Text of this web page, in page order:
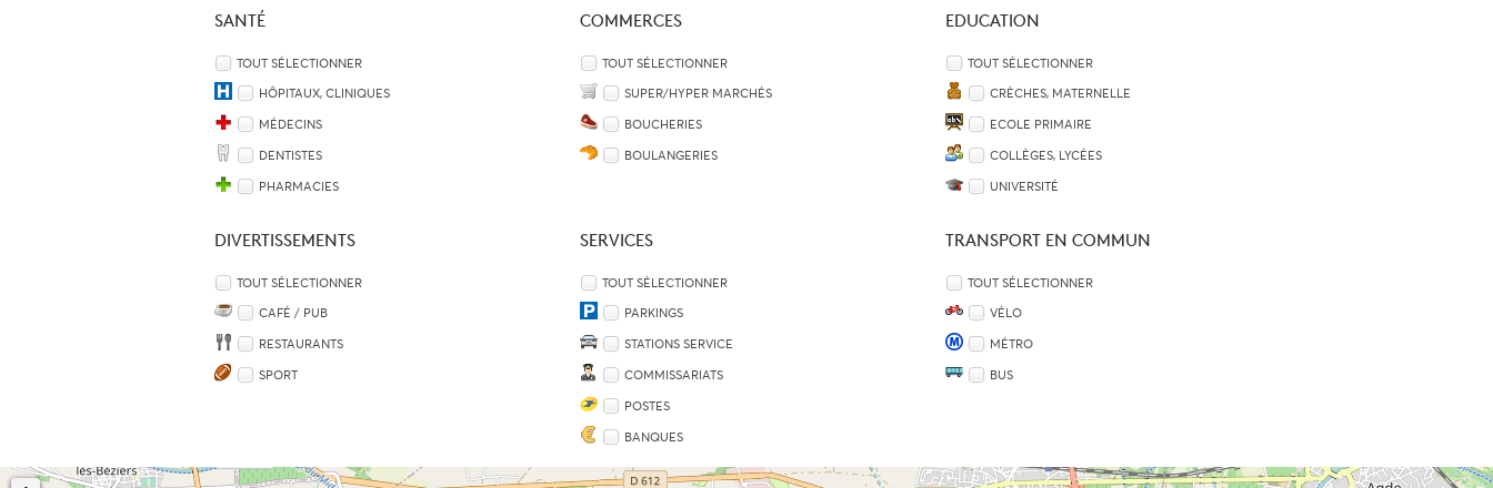
SANTÉ
TOUT SÉLECTIONNER
HÔPITAUX, CLINIQUES
MÉDECINS
DENTISTES
PHARMACIES
COMMERCES
TOUT SÉLECTIONNER
SUPER/HYPER MARCHÉS
BOUCHERIES
BOULANGERIES
EDUCATION
TOUT SÉLECTIONNER
CRÈCHES, MATERNELLE
ECOLE PRIMAIRE
COLLÈGES, LYCÉES
UNIVERSITÉ
DIVERTISSEMENTS
TOUT SÉLECTIONNER
CAFÉ / PUB
RESTAURANTS
SPORT
SERVICES
TOUT SÉLECTIONNER
PARKINGS
STATIONS SERVICE
COMMISSARIATS
POSTES
BANQUES
TRANSPORT EN COMMUN
TOUT SÉLECTIONNER
VÉLO
MÉTRO
BUS